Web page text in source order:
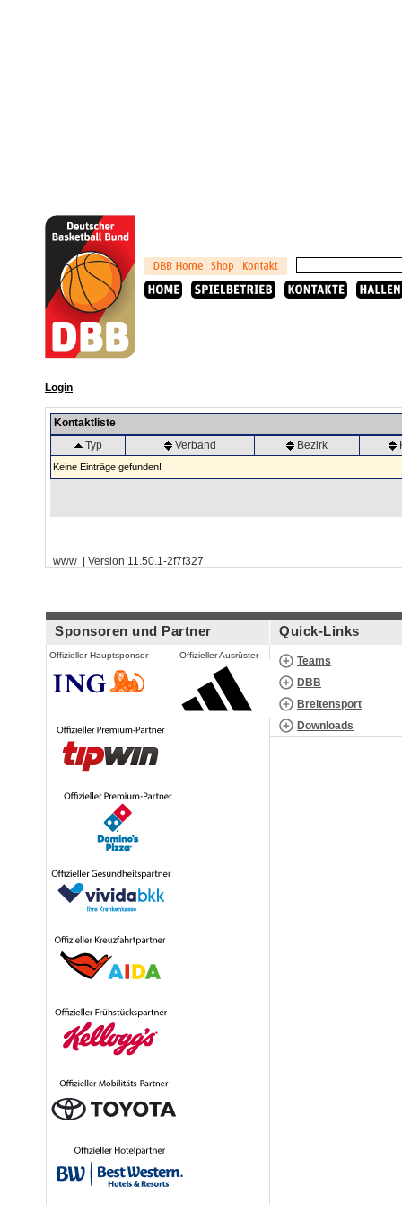
Login
Kontaktliste
Typ
Verband Bezirk
Keine Einträge gefunden!
www | Version 11.50.1-2f7f327
Sponsoren und Partner
Offizieller Hauptsponsor Offizieller Ausrüster
Quick-Links
Teams
DBB
Breitensport
Downloads